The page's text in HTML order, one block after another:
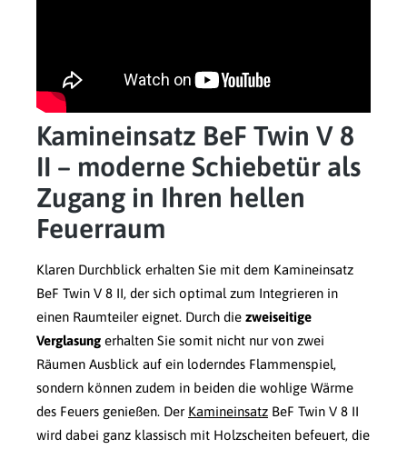
Kamineinsatz BeF Twin V 8
II – moderne Schiebetür als
Zugang in Ihren hellen
Feuerraum
Klaren Durchblick erhalten Sie mit dem Kamineinsatz
BeF Twin V 8 II, der sich optimal zum Integrieren in
einen Raumteiler eignet. Durch die zweiseitige
Verglasung erhalten Sie somit nicht nur von zwei
Räumen Ausblick auf ein loderndes Flammenspiel,
sondern können zudem in beiden die wohlige Wärme
des Feuers genießen. Der Kamineinsatz BeF Twin V 8 II
wird dabei ganz klassisch mit Holzscheiten befeuert, die